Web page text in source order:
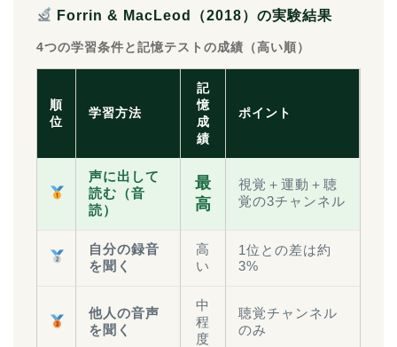
Forrin & MacLeod（2018）の実験結果
4つの学習条件と記憶テストの成績（高い順）
順
位
学習方法
記
憶
成
績
ポイント
声に出して
読む（音
読）
最
高
視覚＋運動＋聴
覚の3チャンネル
自分の録音
を聞く
高
い
1位との差は約
3%
他人の音声
を聞く
中
程
度
聴覚チャンネル
のみ